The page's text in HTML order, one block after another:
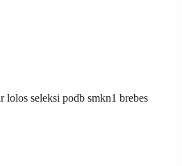
lolos seleksi podb smkn1 brebes